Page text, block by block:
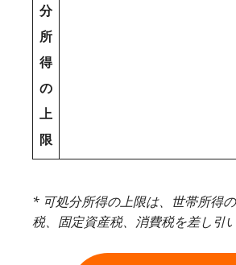
分
所
得
の
上
限
* 可処分所得の上限は、世帯所得
税、固定資産税、消費税を差し引